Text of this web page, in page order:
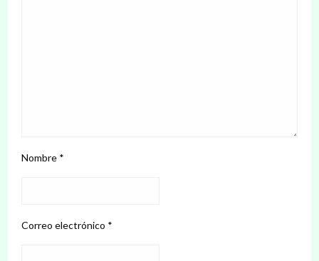
Nombre *
Correo electrónico *